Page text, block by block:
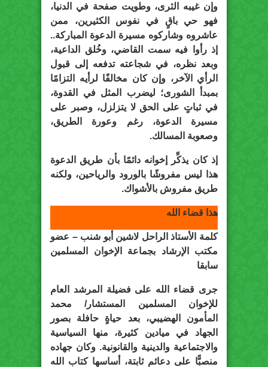
وإن غيبه الثرى، وطويت صفحة في الدنيا،
فهو حي باقٍ في نفوس الكثيرين، ممن
عاشروه وشاركوه مسيرة الدعوة المباركة..
إذ رأوا فيه سمت القاضي، وخُلق الداعية،
وبعد نظره، في شجاعته تدفعه إلى قبول
الرأي الآخر، وإن كان مخالفًا لرأيه التزامًا
بمبدأ الشورى؛ ليضرب المثل في القدوة،
في ثباتٍ على الحق لا يتزلزل، وصبر على
مسيرة الدعوة، رغم وعورة الطريق،
وصعوبة المسالك.
إذ كان يذكِّر إخوانه دائمًا بأن طريق الدعوة
هذا ليس مفروشًا بالورود والرياحين، ولكنه
طريق مفروش بالأشواك.
هذا قضاء الله
كلمة الأستاذ الراحل لاشين أبو شنب – عضو
مكتب الإرشاد بجماعة الإخوان المسلمين
سابقا
جرى قضاء الله على فضيلة المرشد العام
للإخوان المسلمين المستشار/ محمد
المأمون الهضيبي، بعد حياةٍ حافلة بصور
الجهاد في ميادين كثيرة، منها السياسية
والاجتماعية والدينية والقانونية. وكان جهاده
منصبًّا على دعائم ثابتة، أساسها كتاب الله